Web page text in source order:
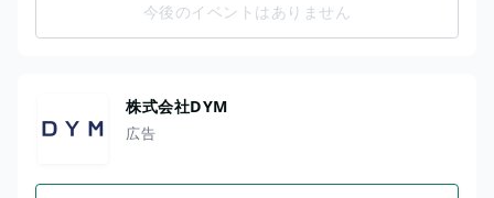
今後のイベントはありません
株式会社DYM
広告